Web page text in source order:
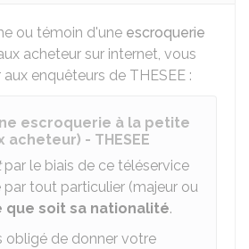
ou témoin d'une escroquerie
acheteur sur internet, vous
enquêteurs de THESEE :
escroquerie à la petite
acheteur) - THESEE
par le biais de ce téléservice
par tout particulier (majeur ou
que soit sa nationalité.
obligé de donner votre